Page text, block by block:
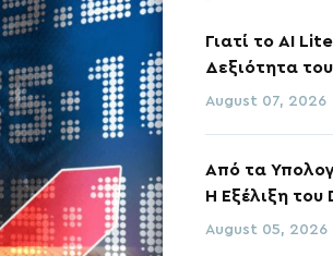
Γιατί το AI
Δεξιότητα
August 07, 2026
Από τα
Η Εξέλιξη του
August 05, 2026